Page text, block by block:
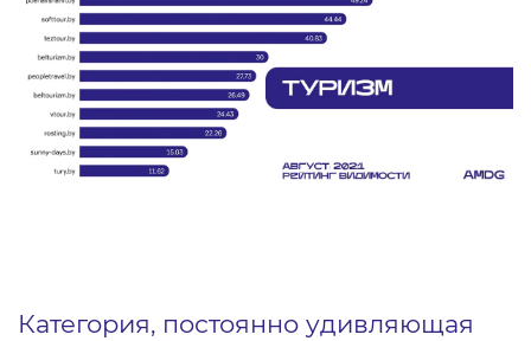
Категория, постоянно удивляющая